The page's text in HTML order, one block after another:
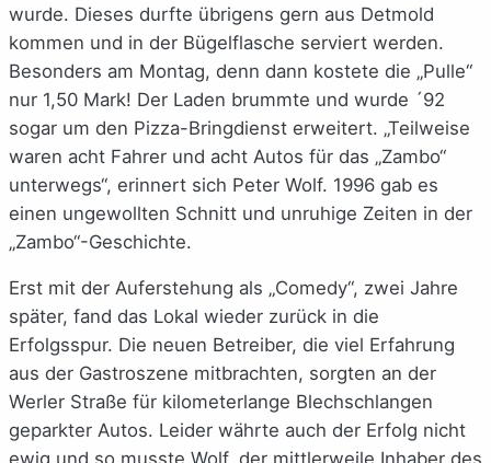
wurde. Dieses durfte übrigens gern aus Detmold
kommen und in der Bügelflasche serviert werden.
Besonders am Montag, denn dann kostete die „Pulle“
nur 1,50 Mark! Der Laden brummte und wurde ´92
sogar um den Pizza-Bringdienst erweitert. „Teilweise
waren acht Fahrer und acht Autos für das „Zambo“
unterwegs“, erinnert sich Peter Wolf. 1996 gab es
einen ungewollten Schnitt und unruhige Zeiten in der
„Zambo“-Geschichte.
Erst mit der Auferstehung als „Comedy“, zwei Jahre
später, fand das Lokal wieder zurück in die
Erfolgsspur. Die neuen Betreiber, die viel Erfahrung
aus der Gastroszene mitbrachten, sorgten an der
Werler Straße für kilometerlange Blechschlangen
geparkter Autos. Leider währte auch der Erfolg nicht